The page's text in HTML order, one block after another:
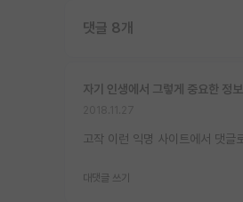
댓글 8개
자기 인생에서 그렇게 중요한 정
고작 이런 익명 사이트에서 댓
대댓글 쓰기